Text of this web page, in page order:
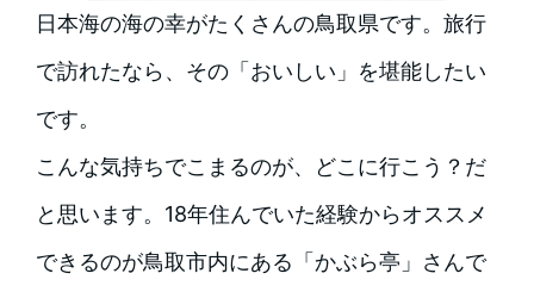
日本海の海の幸がたくさんの鳥取県です。旅行
で訪れたなら、その「おいしい」を堪能したい
です。
こんな気持ちでこまるのが、どこに行こう？だ
と思います。18年住んでいた経験からオススメ
できるのが鳥取市内にある「かぶら亭」さんで